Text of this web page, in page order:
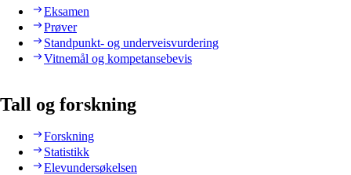
Eksamen
Prøver
Standpunkt- og underveisvurdering
Vitnemål og kompetansebevis
Tall og forskning
Forskning
Statistikk
Elevundersøkelsen